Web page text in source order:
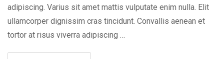
adipiscing. Varius sit amet mattis vulputate enim nulla. Elit
ullamcorper dignissim cras tincidunt. Convallis aenean et
tortor at risus viverra adipiscing …